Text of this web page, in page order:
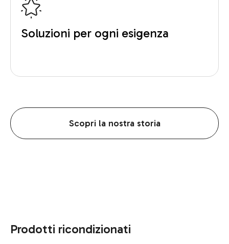
Soluzioni per ogni esigenza
Scopri la nostra storia
Prodotti ricondizionati